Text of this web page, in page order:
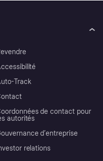
Track
de contact pour
autorités
d’entreprise
relations